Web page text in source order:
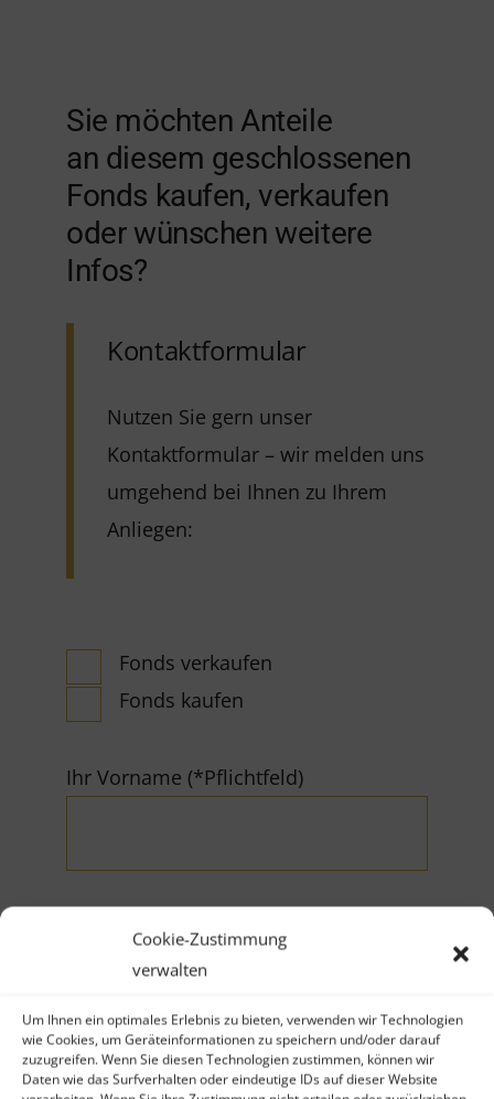
Cookie-Zustimmung
verwalten
Um Ihnen ein optimales Erlebnis zu bieten, verwenden wir Technologien
wie Cookies, um Geräteinformationen zu speichern und/oder darauf
zuzugreifen. Wenn Sie diesen Technologien zustimmen, können wir
Daten wie das Surfverhalten oder eindeutige IDs auf dieser Website
Sie möchten Anteile
an diesem geschlossenen
Fonds kaufen, verkaufen
oder wünschen weitere
Infos?
Kontaktformular
Nutzen Sie gern unser
Kontaktformular – wir melden uns
umgehend bei Ihnen zu Ihrem
Anliegen:
Fonds verkaufen
Fonds kaufen
Ihr Vorname (*Pflichtfeld)
Ihr Nachname (*Pflichtfeld)